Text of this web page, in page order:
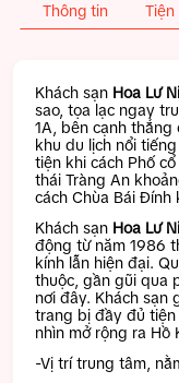
Thông tin Tiện
Khách sạn Hoa Lư
sao, tọa lạc ngay
1A, bên cạnh thắng
khu du lịch nổi
tiện khi cách Phố
thái Tràng An
cách Chùa Bái Đính
Khách sạn Hoa Lư
động từ năm 1986
kính lẫn hiện đại.
thuộc, gần gũi qua
nơi đây. Khách sạn
trang bị đầy đủ tiện
nhìn mở rộng ra Hồ
-Vị trí trung tâm,